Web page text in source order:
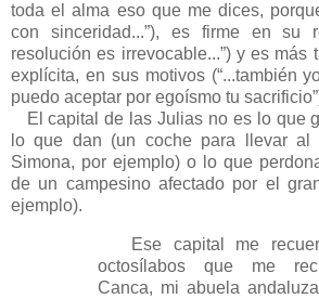
toda el alma eso que me dices,
con sinceridad...”), es firme en su
resolución es irrevocable...”) y es más
explícita, en sus motivos (“...también
puedo aceptar por egoísmo tu
El capital de las Julias no es lo que
lo que dan (un coche para llevar
Simona, por ejemplo) o lo que
de un campesino afectado por el
ejemplo).
Ese capital me
octosílabos que me
Canca, mi abuela